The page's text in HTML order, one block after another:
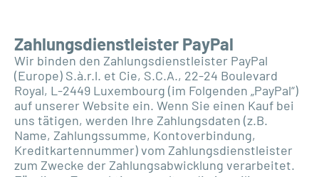
Zahlungsdienstleister PayPal
Wir binden den Zahlungsdienstleister PayPal
(Europe) S.à.r.l. et Cie, S.C.A., 22-24 Boulevard
Royal, L-2449 Luxembourg (im Folgenden „PayPal“)
auf unserer Website ein. Wenn Sie einen Kauf bei
uns tätigen, werden Ihre Zahlungsdaten (z.B.
Name, Zahlungssumme, Kontoverbindung,
Kreditkartennummer) vom Zahlungsdienstleister
zum Zwecke der Zahlungsabwicklung verarbeitet.